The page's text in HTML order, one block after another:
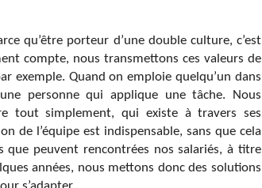
qu’être porteur d’une double culture, c’est
compte, nous transmettons ces valeurs de
exemple. Quand on emploie quelqu’un dans
personne qui applique une tâche. Nous
tout simplement, qui existe à travers ses
de l’équipe est indispensable, sans que cela
que peuvent rencontrées nos salariés, à titre
années, nous mettons donc des solutions